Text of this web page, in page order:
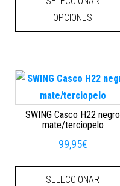
OPCIONES
SWING Casco H22 negro
mate/terciopelo
99,95€
SELECCIONAR